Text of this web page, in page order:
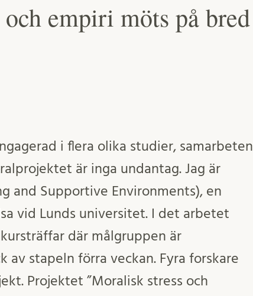
empiri möts på bred
i flera olika studier, samarbeten
är inga undantag. Jag är
and Supportive Environments), en
vid Lunds universitet. I det arbetet
där målgruppen är
av stapeln förra veckan. Fyra forskare
Projektet ”Moralisk stress och